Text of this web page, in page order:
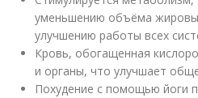
уменьшению объёма
улучшению работы всех
Кровь, обогащенная
и органы, что улучшает
Похудение с помощью йоги